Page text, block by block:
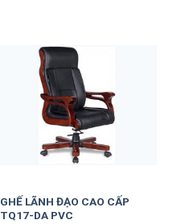
GHẾ LÃNH ĐẠO CAO CẤP
TQ17-DA PVC